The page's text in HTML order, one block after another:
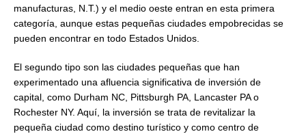
manufacturas, N.T.) y el medio oeste entran en esta primera
categoría, aunque estas pequeñas ciudades empobrecidas se
pueden encontrar en todo Estados Unidos.
El segundo tipo son las ciudades pequeñas que han
experimentado una afluencia significativa de inversión de
capital, como Durham NC, Pittsburgh PA, Lancaster PA o
Rochester NY. Aquí, la inversión se trata de revitalizar la
pequeña ciudad como destino turístico y como centro de